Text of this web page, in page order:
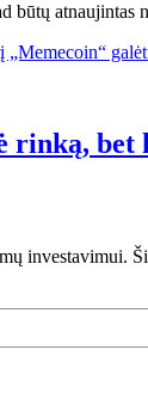
būtų
rinką, bet